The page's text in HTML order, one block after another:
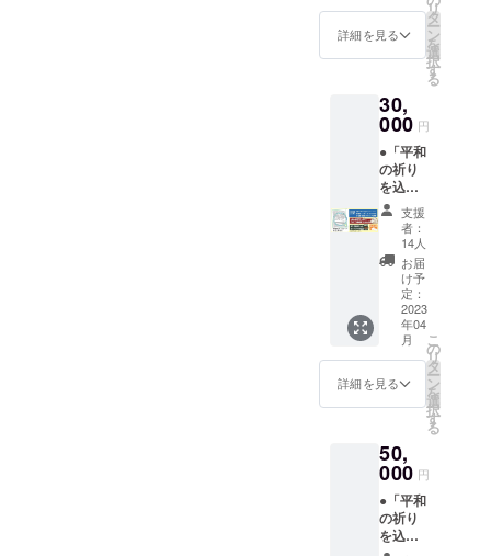
道府
県）
てくだ
さい。
※掲載す
るお名
前は本
名に限
りま
す。
字ま
で）、
お名
前、出
訳付
き）を
掲載。
●G7広
島サ
ミット
ガイド
ブック
（164頁
予定）1
冊にお
礼状を
添えて
お届け
いたし
ます。
※掲載す
（30文
字ま
で）、
お名
前、フ
リガ
詳細を見る
リ
タ
ー
ン
を
選
択
す
る
30,
000 円
●「平和
の祈り
を込め
たメッ
セー
ジ」企
画頁
に、平
和の
メッ
セージ
（30文
字ま
で）、
お名
前、出
訳付
き）を
掲載。
●G7広
島サ
ミット
支援
者：
14人
お届
け予
定：
2023
年04
月
詳細を見る
こ
の
リ
タ
ー
ン
を
選
択
す
る
50,
000 円
●「平和
の祈り
を込め